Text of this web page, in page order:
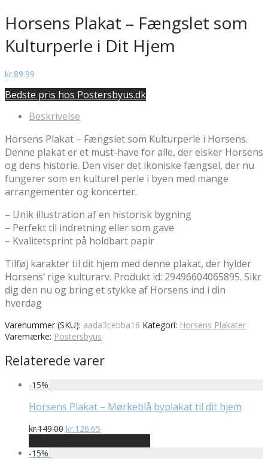
Horsens Plakat – Fængslet som
Kulturperle i Dit Hjem
kr.89.99
Bedste pris hos Postersbyus.dk
Beskrivelse
Horsens Plakat – Fængslet som Kulturperle i Horsens.
Denne plakat er et must-have for alle, der elsker Horsens
og dens historie. Den viser det ikoniske fængsel, der nu
fungerer som en kulturel perle i byen med mange
arrangementer og koncerter.
– Unik illustration af en historisk bygning
– Perfekt til indretning eller som gave
– Kvalitetsprint på holdbart papir
Tilføj karakter til dit hjem med denne plakat, der hylder
Horsens’ rige kulturarv. Produkt id: 29496604065895. Sikr
dig den nu og bring et stykke af Horsens ind i din
hverdag
Varenummer (SKU): aada3cebba16 Kategori: Horsens Plakater
Varemærke: Postersbyus
Relaterede varer
-15%
Horsens Plakat – Mørkeblå byplakat til dit hjem
kr.149.00 Den
pris
kr.126.65
pris
-15%